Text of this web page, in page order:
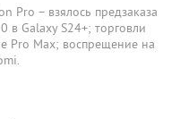
Pro – взялось предзаказа
в Galaxy S24+; торговли
Pro Max; воспрещение на